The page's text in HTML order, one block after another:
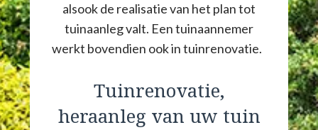
alsook de realisatie van het plan tot
tuinaanleg valt. Een tuinaannemer
werkt bovendien ook in tuinrenovatie.
Tuinrenovatie,
heraanleg van uw tuin